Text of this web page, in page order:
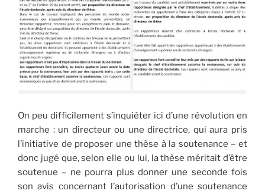
On peu difficilement s’inquiéter ici d’une révolution en
marche : un directeur ou une directrice, qui aura pris
l’initiative de proposer une thèse à la soutenance – et
donc jugé que, selon elle ou lui, la thèse méritait d’être
soutenue – ne pourra plus donner une seconde fois
son avis concernant l’autorisation d’une soutenance